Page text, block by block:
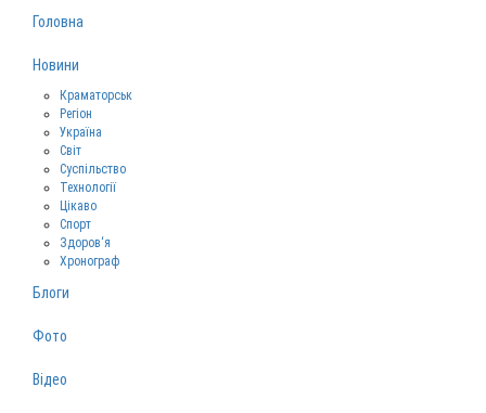
Головна
Новини
Краматорськ
Регіон
Україна
Світ
Суспільство
Технології
Цікаво
Спорт
Здоров‘я
Хронограф
Блоги
Фото
Відео